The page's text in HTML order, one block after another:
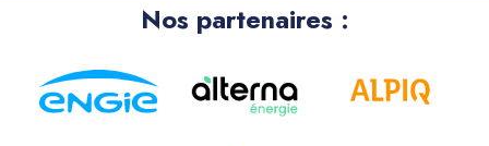
Nos partenaires :